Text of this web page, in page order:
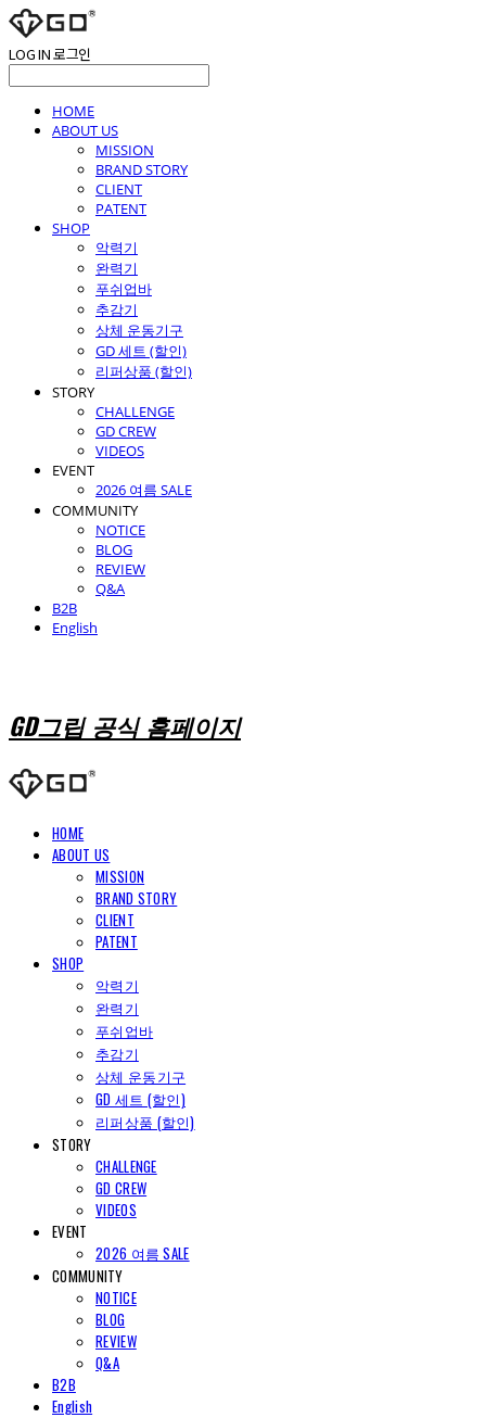
LOG IN로그인
HOME
ABOUT US
MISSION
BRAND STORY
CLIENT
PATENT
SHOP
악력기
완력기
푸쉬업바
추감기
상체 운동기구
GD 세트 (할인)
리퍼상품 (할인)
STORY
CHALLENGE
GD CREW
VIDEOS
EVENT
2026 여름 SALE
COMMUNITY
NOTICE
BLOG
REVIEW
Q&A
B2B
English
GD그립 공식 홈페이지
HOME
ABOUT US
MISSION
BRAND STORY
CLIENT
PATENT
SHOP
악력기
완력기
푸쉬업바
추감기
상체 운동기구
GD 세트 (할인)
리퍼상품 (할인)
STORY
CHALLENGE
GD CREW
VIDEOS
EVENT
2026 여름 SALE
COMMUNITY
NOTICE
BLOG
REVIEW
Q&A
B2B
English